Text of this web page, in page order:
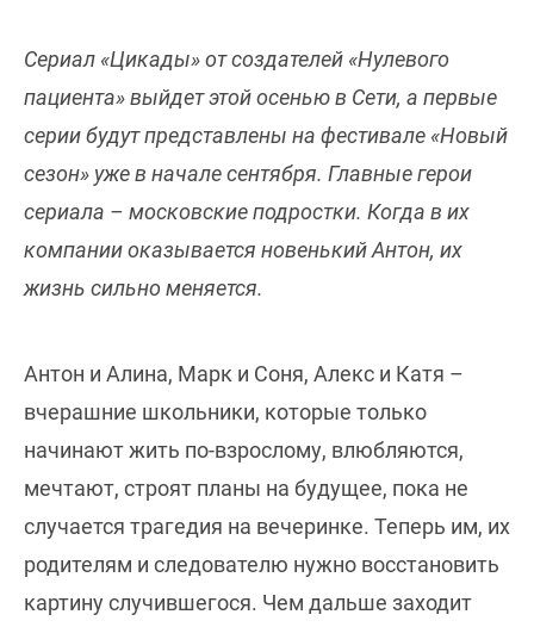
Сериал «Цикады» от создателей «Нулевого
пациента» выйдет этой осенью в Сети, а первые
серии будут представлены на фестивале «Новый
сезон» уже в начале сентября. Главные герои
сериала – московские подростки. Когда в их
компании оказывается новенький Антон, их
жизнь сильно меняется.
Антон и Алина, Марк и Соня, Алекс и Катя –
вчерашние школьники, которые только
начинают жить по-взрослому, влюбляются,
мечтают, строят планы на будущее, пока не
случается трагедия на вечеринке. Теперь им, их
родителям и следователю нужно восстановить
картину случившегося. Чем дальше заходит